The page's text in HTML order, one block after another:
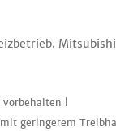
vorbehalten !